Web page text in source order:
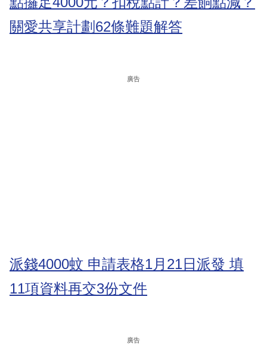
關愛共享計劃62條難題解答
廣告
派錢4000蚊 申請表格1月21日派發 填
11項資料再交3份文件
廣告